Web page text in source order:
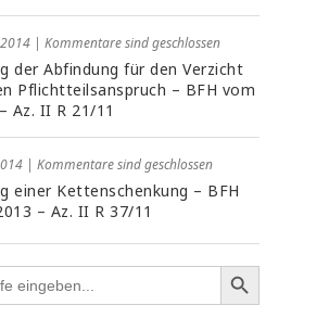
| Kommentare sind geschlossen
der Abfindung für den Verzicht
Pflichtteilsanspruch – BFH vom
Az. II R 21/11
| Kommentare sind geschlossen
einer Kettenschenkung – BFH
– Az. II R 37/11